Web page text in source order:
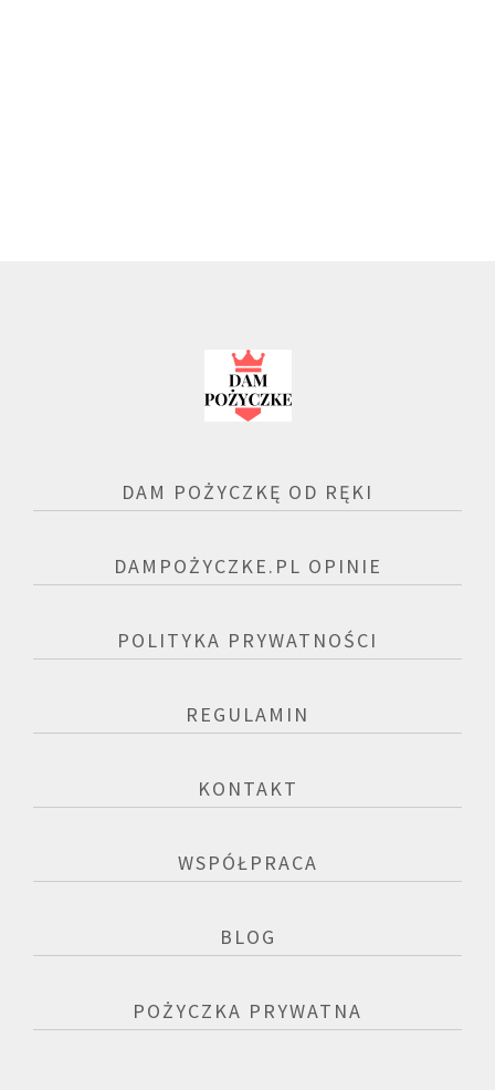
DAM POŻYCZKĘ OD RĘKI
DAMPOŻYCZKE.PL OPINIE
POLITYKA PRYWATNOŚCI
REGULAMIN
KONTAKT
WSPÓŁPRACA
BLOG
POŻYCZKA PRYWATNA